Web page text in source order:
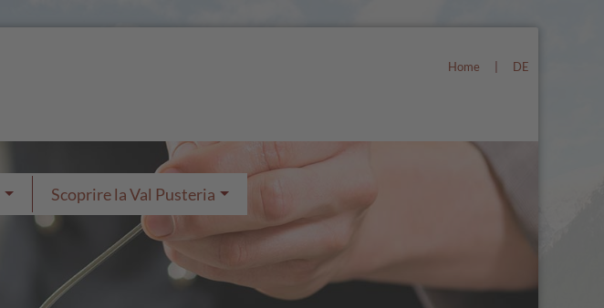
Home DE
Scoprire la Val Pusteria